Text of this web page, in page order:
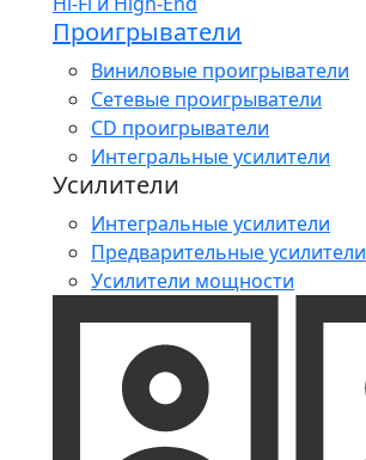
Проигрыватели
Виниловые проигрыватели
Сетевые проигрыватели
CD проигрыватели
Интегральные усилители
Усилители
Интегральные усилители
Предварительные усилители
Усилители мощности